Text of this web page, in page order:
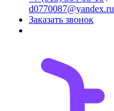
d0770087@yandex.ru
Заказать звонок